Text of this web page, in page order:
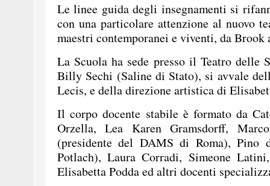
Le linee guida degli insegnamenti si
con una particolare attenzione al nuovo
maestri contemporanei e viventi, da Brook
La Scuola ha sede presso il Teatro delle
Billy Sechi (Saline di Stato), si avvale
Lecis, e della direzione artistica di
Il corpo docente stabile è formato da
Orzella, Lea Karen Gramsdorff,
(presidente del DAMS di Roma), Pino
Potlach), Laura Corradi, Simeone
Elisabetta Podda ed altri docenti